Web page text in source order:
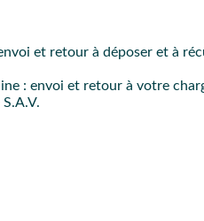
et retour à déposer et à
: envoi et retour à votre